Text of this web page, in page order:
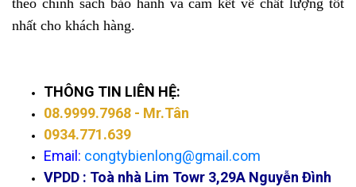
theo chính sách bảo hành và cam kết về chất lượng tốt
nhất cho khách hàng.
THÔNG TIN LIÊN HỆ:
08.9999.7968 - Mr.Tân
0934.771.639
Email: congtybienlong@gmail.com
VPDD : Toà nhà Lim Towr 3,29A Nguyễn Đình